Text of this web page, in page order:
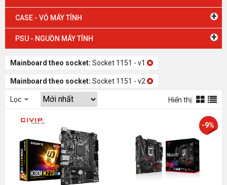
CASE - VỎ MÁY TÍNH +
PSU - NGUỒN MÁY TÍNH +
Mainboard theo socket: Socket 1151 - v1
Mainboard theo socket: Socket 1151 - v2
Lọc Hiển thị:
-9%